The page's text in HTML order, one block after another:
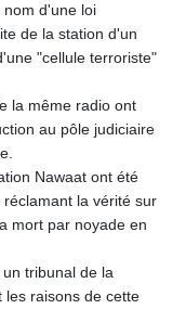
d'une loi
de la station d'un
"cellule terroriste"
la même radio ont
au pôle judiciaire
Nawaat ont été
la vérité sur
mort par noyade en
tribunal de la
les raisons de cette